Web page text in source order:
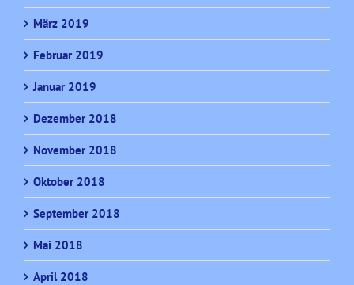
März 2019
Februar 2019
Januar 2019
Dezember 2018
November 2018
Oktober 2018
September 2018
Mai 2018
April 2018